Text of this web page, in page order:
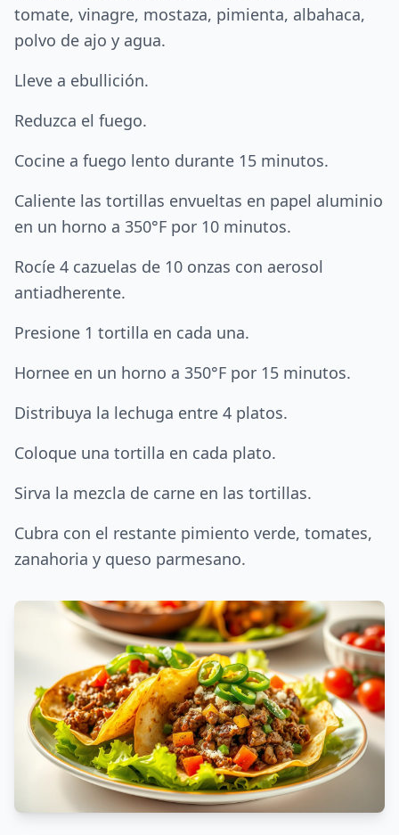
tomate, vinagre, mostaza, pimienta, albahaca,
polvo de ajo y agua.
Lleve a ebullición.
Reduzca el fuego.
Cocine a fuego lento durante 15 minutos.
Caliente las tortillas envueltas en papel aluminio
en un horno a 350°F por 10 minutos.
Rocíe 4 cazuelas de 10 onzas con aerosol
antiadherente.
Presione 1 tortilla en cada una.
Hornee en un horno a 350°F por 15 minutos.
Distribuya la lechuga entre 4 platos.
Coloque una tortilla en cada plato.
Sirva la mezcla de carne en las tortillas.
Cubra con el restante pimiento verde, tomates,
zanahoria y queso parmesano.